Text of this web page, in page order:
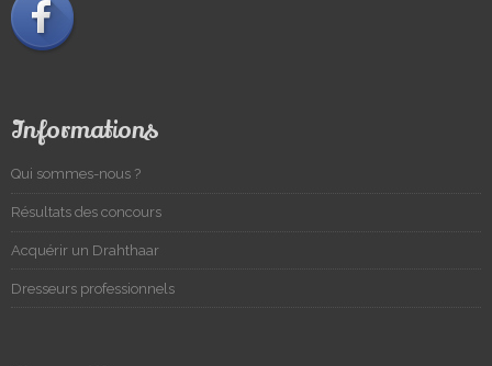
Informations
Qui sommes-nous ?
Résultats des concours
Acquérir un Drahthaar
Dresseurs professionnels